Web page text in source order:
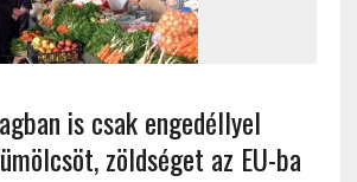
is csak engedéllyel
zöldséget az EU-ba